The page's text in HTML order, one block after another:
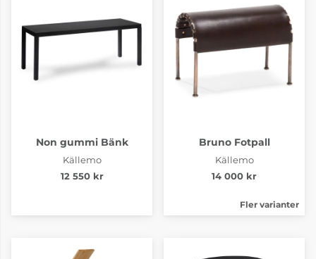
Non gummi Bänk
Källemo
12 550 kr
Bruno Fotpall
Källemo
14 000 kr
Fler varianter